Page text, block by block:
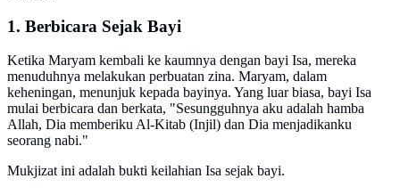
1. Berbicara Sejak Bayi
Ketika Maryam kembali ke kaumnya dengan bayi Isa, mereka
menuduhnya melakukan perbuatan zina. Maryam, dalam
keheningan, menunjuk kepada bayinya. Yang luar biasa, bayi Isa
mulai berbicara dan berkata, "Sesungguhnya aku adalah hamba
Allah, Dia memberiku Al-Kitab (Injil) dan Dia menjadikanku
seorang nabi."
Mukjizat ini adalah bukti keilahian Isa sejak bayi.